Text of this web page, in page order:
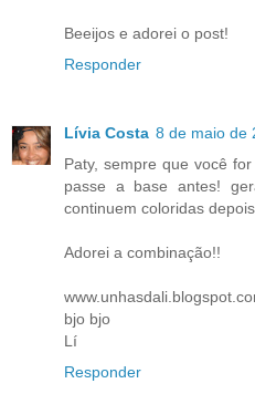
Beeijos e adorei o post!
Responder
Lívia Costa 8 de maio de
Paty, sempre que você
passe a base antes!
continuem coloridas
Adorei a combinação!!
bjo bjo
Lí
Responder